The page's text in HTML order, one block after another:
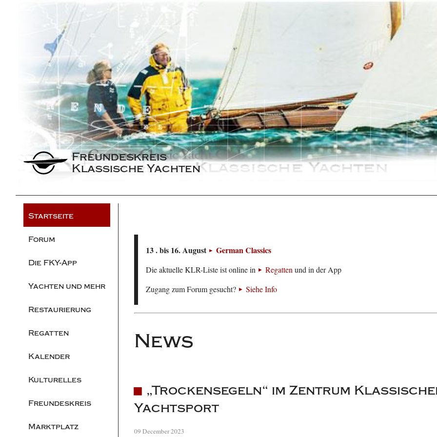
Freundeskreis
Klassische Yachten
Startseite
Forum
Die FKY-App
Yachten und mehr
Restaurierung
Regatten
Kalender
Kulturelles
Freundeskreis
Marktplatz
13 . bis 16. August German Classics
Die aktuelle KLR-Liste ist online in Regattenund in der App
Zugang zum Forum gesucht?
Siehe Info
News
„Trockensegeln“ im Zentrum
Yachtsport
09 December 2023